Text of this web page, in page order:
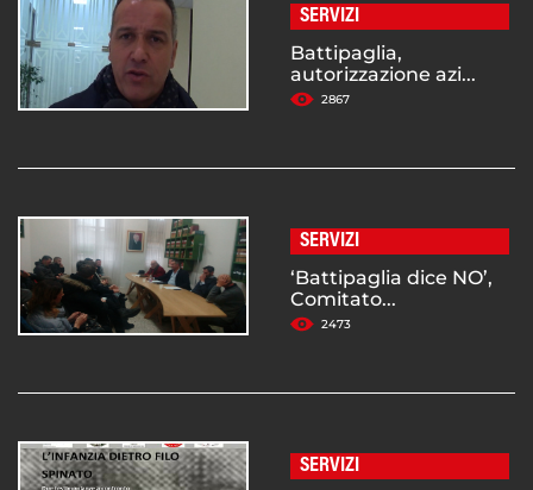
SERVIZI
Battipaglia,
autorizzazione azi...
2867
SERVIZI
‘Battipaglia dice NO’,
Comitato...
2473
SERVIZI